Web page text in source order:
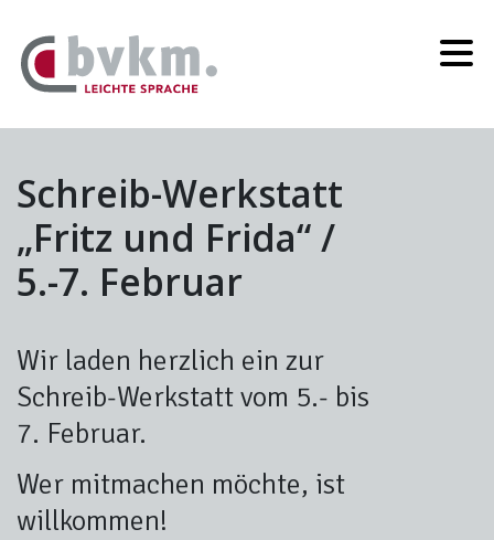
Schreib-Werkstatt
„Fritz und Frida“ /
5.-7. Februar
Wir laden herzlich ein zur
Schreib-Werkstatt vom 5.- bis
7. Februar.
Wer mitmachen möchte, ist
willkommen!